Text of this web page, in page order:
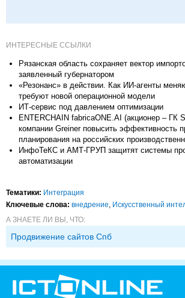
ИНТЕРЕСНЫЕ ССЫЛКИ
Рязанская область сохраняет вектор
заявленный губернатором
«Резонанс» в действии. Как ИИ-агенты
требуют новой операционной модели
ИТ-сервис под давлением оптимизации
ENTERCHAIN fabricaONE.AI (акционер – ГК
компании Greiner повысить эффективность
планирования на российских
ИнфоТеКС и АМТ-ГРУП защитят системы
автоматизации
Тематики: Интеграция
Ключевые слова: внедрение Искусственный
А ЗНАЕТЕ ЛИ ВЫ, ЧТО:
Продвижение сайтов Спб